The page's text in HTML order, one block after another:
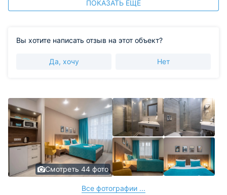
ПОКАЗАТЬ ЕЩЕ
Вы хотите написать отзыв на этот объект?
Да, хочу Нет
Смотреть 44 фото
Все фотографии ...